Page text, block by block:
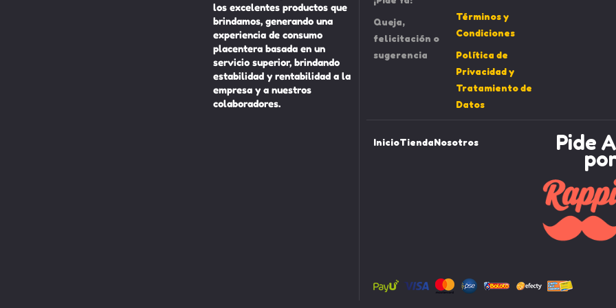
los excelentes productos que
brindamos, generando una
experiencia de consumo
placentera basada en un
servicio superior, brindando
estabilidad y rentabilidad a la
empresa y a nuestros
colaboradores.
Queja,
felicitación o
sugerencia
Términos y
Condiciones
Política de
Privacidad y
Tratamiento de
Datos
InicioTiendaNosotros Pide